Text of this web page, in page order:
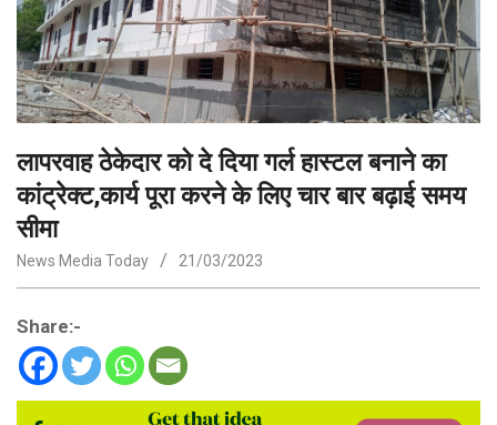
लापरवाह ठेकेदार को दे दिया गर्ल हास्टल बनाने का
कांट्रेक्ट,कार्य पूरा करने के लिए चार बार बढ़ाई समय
सीमा
News Media Today 21/03/2023
Share:-